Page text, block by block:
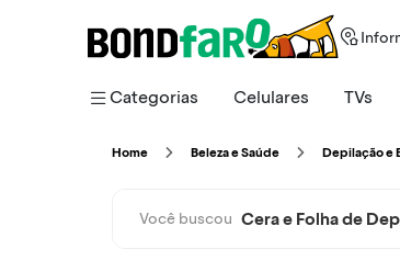
Categorias Celulares TVs
Home Beleza e Saúde Depilação e
Você buscou Cera e Folha de